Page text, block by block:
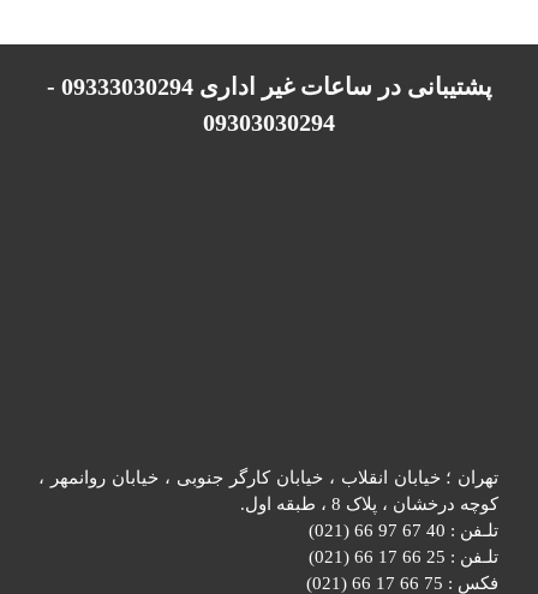
پشتیبانی در ساعات غیر اداری 09333030294 -
09303030294
تهران ؛ خیابان انقلاب ، خیابان کارگر جنوبی ، خیابان روانمهر ،
کوچه درخشان ، پلاک 8 ، طبقه اول.
تلـفن : 40 67 97 66 (021)
تلـفن : 25 66 17 66 (021)
فکس : 75 66 17 66 (021)